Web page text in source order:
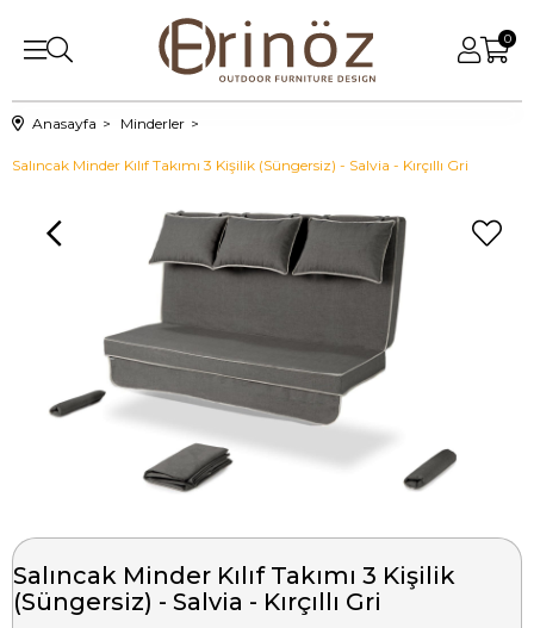
0
Anasayfa Minderler
Salıncak Minder Kılıf Takımı 3 Kişilik (Süngersiz) - Salvia - Kırçıllı Gri
Salıncak Minder Kılıf Takımı 3 Kişilik
(Süngersiz) - Salvia - Kırçıllı Gri